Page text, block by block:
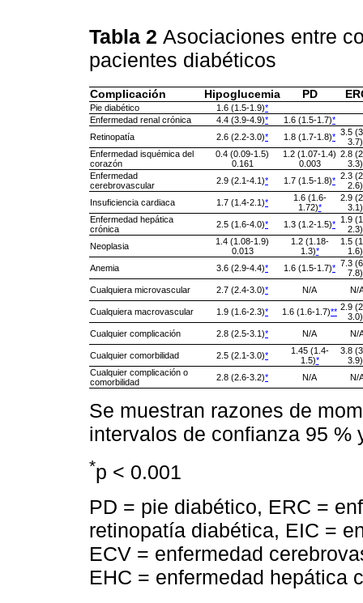
Tabla 2 Asociaciones entre
pacientes diabéticos
Complicación Hipoglucemia PD
Pie diabético 1.6 (1.5-1.9)*
Enfermedad renal crónica
4.4 (3.9-4.9)* 1.6 (1.5-1.7)*
Retinopatía
2.6 (2.2-3.0)* 1.8 (1.7-1.8)* 3.5
3.7)
Enfermedad isquémica del
corazón
0.4 (0.09-1.5)
0.161
1.2 (1.07-1.4)
0.003
2.8
3.3)
Enfermedad
cerebrovascular
2.9 (2.1-4.1)* 1.7 (1.5-1.8)* 2.3
2.6)
Insuficiencia cardiaca
1.7 (1.4-2.1)*
1.6 (1.6-
1.72)*
2.9
3.1)
Enfermedad hepática
crónica
2.5 (1.6-4.0)* 1.3 (1.2-1.5)* 1.9
2.3)
Neoplasia
1.4 (1.08-1.9)
0.013
1.2 (1.18-
1.3)*
1.5
1.6)
Anemia
3.6 (2.9-4.4)* 1.6 (1.5-1.7)* 7.3
7.8)
Cualquiera microvascular
2.7 (2.4-3.0)* N/A N/
Cualquiera macrovascular 1.9 (1.6-2.3)* 1.6 (1.6-1.7)** 2.9
3.0)
Cualquier complicación
2.8 (2.5-3.1)* N/A N/
Cualquier comorbilidad 2.5 (2.1-3.0)*
1.45 (1.4-
1.5)*
3.8
3.9)
Cualquier complicación o
comorbilidad
2.8 (2.6-3.2)* N/A N/
Se muestran razones de
intervalos de confianza 95 %
*p < 0.001
PD = pie diabético, ERC =
retinopatía diabética, EIC =
ECV = enfermedad
EHC = enfermedad hepática